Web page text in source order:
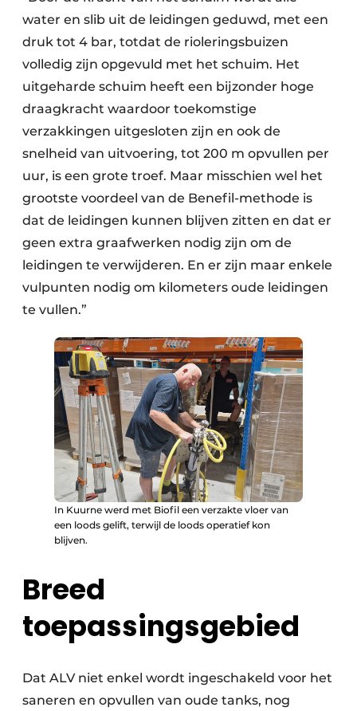
water en slib uit de leidingen geduwd, met een
druk tot 4 bar, totdat de rioleringsbuizen
volledig zijn opgevuld met het schuim. Het
uitgeharde schuim heeft een bijzonder hoge
draagkracht waardoor toekomstige
verzakkingen uitgesloten zijn en ook de
snelheid van uitvoering, tot 200 m opvullen per
uur, is een grote troef. Maar misschien wel het
grootste voordeel van de Benefil-methode is
dat de leidingen kunnen blijven zitten en dat er
geen extra graafwerken nodig zijn om de
leidingen te verwijderen. En er zijn maar enkele
vulpunten nodig om kilometers oude leidingen
te vullen.”
In Kuurne werd met Biofil een verzakte vloer van
een loods gelift, terwijl de loods operatief kon
blijven.
Breed
toepassingsgebied
Dat ALV niet enkel wordt ingeschakeld voor het
saneren en opvullen van oude tanks, nog